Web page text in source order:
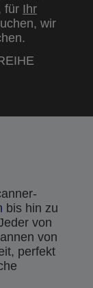
für Ihr
wir
bis hin zu
von
von
perfekt